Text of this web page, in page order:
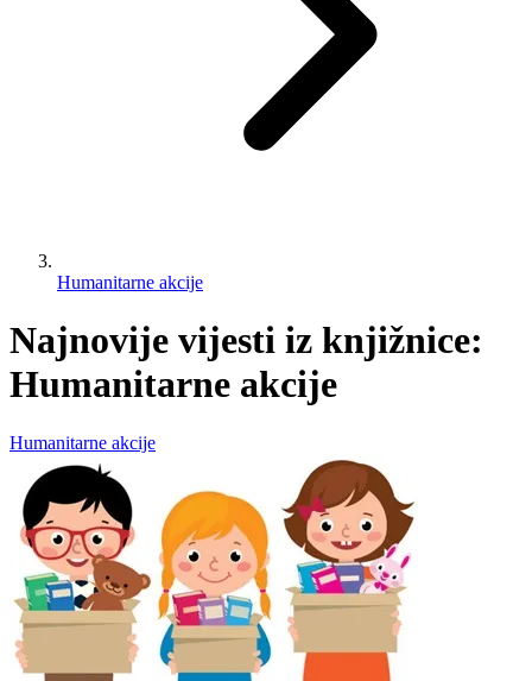
Humanitarne akcije
Najnovije vijesti iz knjižnice:
Humanitarne akcije
Humanitarne akcije